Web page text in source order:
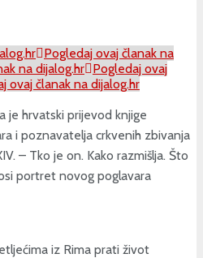
Pogledaj ovaj članak na
na dijalog.hr Pogledaj ovaj
ovaj članak na dijalog.hr
je hrvatski prijevod knjige
i poznavatelja crkvenih zbivanja
– Tko je on. Kako razmišlja. Što
portret novog poglavara
iz Rima prati život